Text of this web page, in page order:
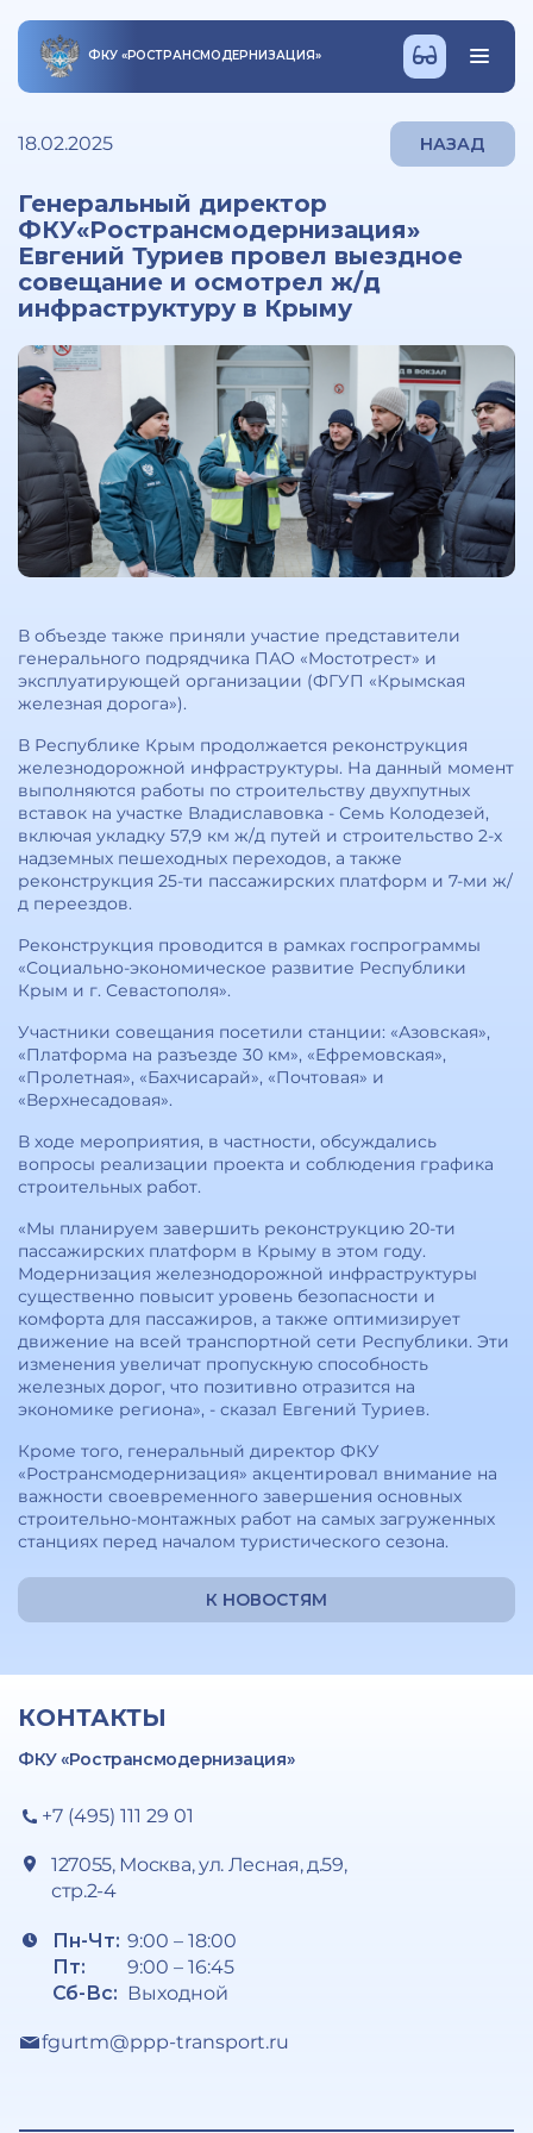
ФКУ «РОСТРАНСМОДЕРНИЗАЦИЯ»
18.02.2025 НАЗАД
Генеральный директор
ФКУ«Ространсмодернизация»
Евгений Туриев провел выездное
совещание и осмотрел ж/д
инфраструктуру в Крыму
В объезде также приняли участие представители
генерального подрядчика ПАО «Мостотрест» и
эксплуатирующей организации (ФГУП «Крымская
железная дорога»).
В Республике Крым продолжается реконструкция
железнодорожной инфраструктуры. На данный момент
выполняются работы по строительству двухпутных
вставок на участке Владиславовка - Семь Колодезей,
включая укладку 57,9 км ж/д путей и строительство 2-х
надземных пешеходных переходов, а также
реконструкция 25-ти пассажирских платформ и 7-ми ж/
д переездов.
Реконструкция проводится в рамках госпрограммы
«Социально-экономическое развитие Республики
Крым и г. Севастополя».
Участники совещания посетили станции: «Азовская»,
«Платформа на разъезде 30 км», «Ефремовская»,
«Пролетная», «Бахчисарай», «Почтовая» и
«Верхнесадовая».
В ходе мероприятия, в частности, обсуждались
вопросы реализации проекта и соблюдения графика
строительных работ.
«Мы планируем завершить реконструкцию 20-ти
пассажирских платформ в Крыму в этом году.
Модернизация железнодорожной инфраструктуры
существенно повысит уровень безопасности и
комфорта для пассажиров, а также оптимизирует
движение на всей транспортной сети Республики. Эти
изменения увеличат пропускную способность
железных дорог, что позитивно отразится на
экономике региона», - сказал Евгений Туриев.
Кроме того, генеральный директор ФКУ
«Ространсмодернизация» акцентировал внимание на
важности своевременного завершения основных
строительно-монтажных работ на самых загруженных
станциях перед началом туристического сезона.
К НОВОСТЯМ
КОНТАКТЫ
ФКУ «Ространсмодернизация»
+7 (495) 111 29 01
127055, Москва, ул. Лесная, д.59,
стр.2-4
Пн-Чт:
Пт:
Сб-Вс:
9:00 – 18:00
9:00 – 16:45
Выходной
fgurtm@ppp-transport.ru